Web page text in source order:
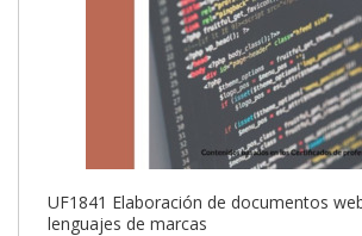
UF1841 Elaboración de documentos
lenguajes de marcas